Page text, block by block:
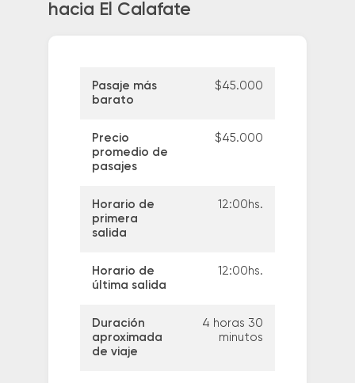
hacia El Calafate
Pasaje más
barato
$45.000
Precio
promedio de
pasajes
$45.000
Horario de
primera
salida
12:00hs.
Horario de
última salida
12:00hs.
Duración
aproximada
de viaje
4 horas 30
minutos